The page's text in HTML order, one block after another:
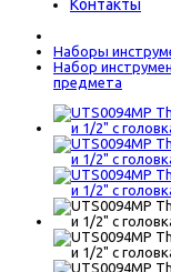
Контакты
Наборы
Набор
предмета